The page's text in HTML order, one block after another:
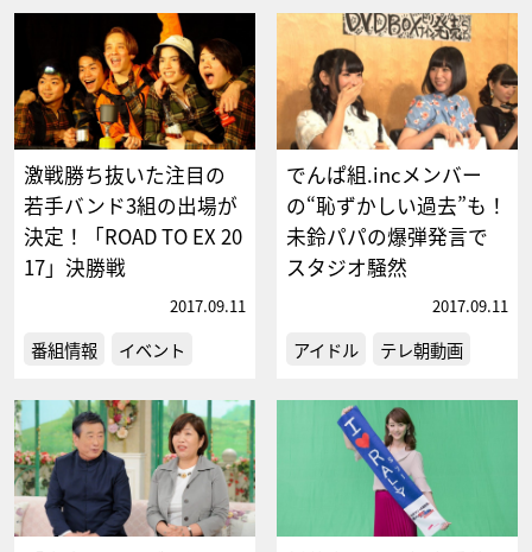
激戦勝ち抜いた注目の
若手バンド3組の出場が
決定！「ROAD TO EX 20
17」決勝戦
2017.09.11
番組情報 イベント
でんぱ組.incメンバー
の“恥ずかしい過去”も！
未鈴パパの爆弾発言で
スタジオ騒然
2017.09.11
アイドル テレ朝動画